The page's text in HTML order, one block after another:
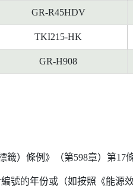
GR-R45HDV
TKI215-HK
GR-H908
籤）條例》（第598章）第
號的年份或（如按照《能源